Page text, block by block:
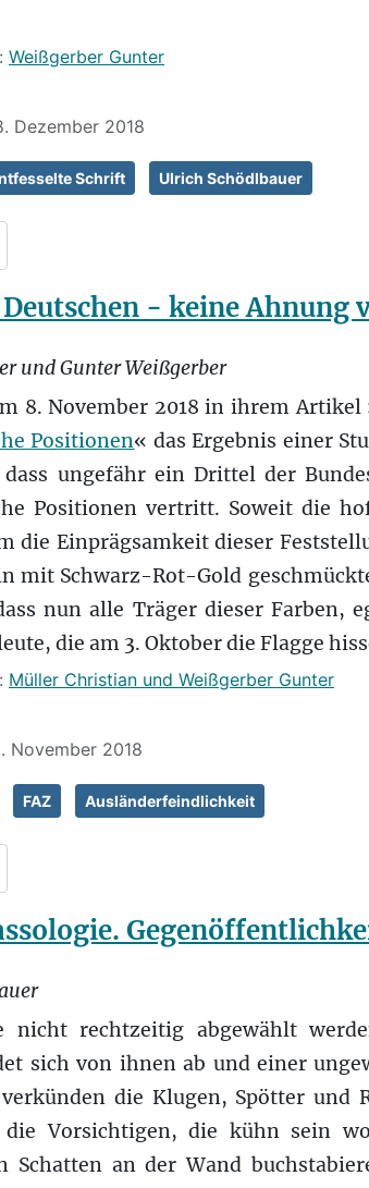
Weißgerber Gunter
Dezember 2018
Schrift Ulrich Schödlbauer
Deutschen - keine
und Gunter Weißgerber
8. November 2018 in ihrem Artikel
Positionen« das Ergebnis einer
ungefähr ein Drittel der
Positionen vertritt. Soweit die
die Einprägsamkeit dieser
mit Schwarz-Rot-Gold
nun alle Träger dieser Farben,
die am 3. Oktober die Flagge
Müller Christian und Weißgerber Gunter
November 2018
FAZ Ausländerfeindlichkeit
nicht rechtzeitig abgewählt
sich von ihnen ab und einer
verkünden die Klugen, Spötter und
die Vorsichtigen, die kühn sein
Schatten an der Wand